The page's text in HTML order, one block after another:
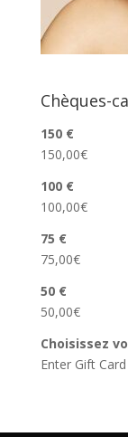
Chèques-
150 €
150,00€
100 €
100,00€
75 €
75,00€
50 €
50,00€
Choisissez
Enter Gift Card